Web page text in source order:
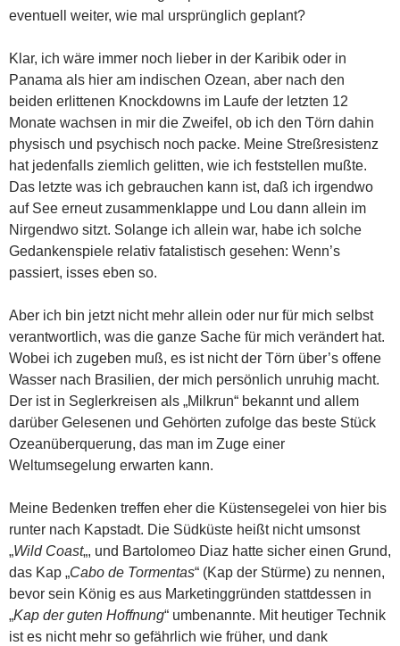
eventuell weiter, wie mal ursprünglich geplant?
Klar, ich wäre immer noch lieber in der Karibik oder in
Panama als hier am indischen Ozean, aber nach den
beiden erlittenen Knockdowns im Laufe der letzten 12
Monate wachsen in mir die Zweifel, ob ich den Törn dahin
physisch und psychisch noch packe. Meine Streßresistenz
hat jedenfalls ziemlich gelitten, wie ich feststellen mußte.
Das letzte was ich gebrauchen kann ist, daß ich irgendwo
auf See erneut zusammenklappe und Lou dann allein im
Nirgendwo sitzt. Solange ich allein war, habe ich solche
Gedankenspiele relativ fatalistisch gesehen: Wenn’s
passiert, isses eben so.
Aber ich bin jetzt nicht mehr allein oder nur für mich selbst
verantwortlich, was die ganze Sache für mich verändert hat.
Wobei ich zugeben muß, es ist nicht der Törn über’s offene
Wasser nach Brasilien, der mich persönlich unruhig macht.
Der ist in Seglerkreisen als „Milkrun“ bekannt und allem
darüber Gelesenen und Gehörten zufolge das beste Stück
Ozeanüberquerung, das man im Zuge einer
Weltumsegelung erwarten kann.
Meine Bedenken treffen eher die Küstensegelei von hier bis
runter nach Kapstadt. Die Südküste heißt nicht umsonst
„Wild Coast„, und Bartolomeo Diaz hatte sicher einen Grund,
das Kap „Cabo de Tormentas“ (Kap der Stürme) zu nennen,
bevor sein König es aus Marketinggründen stattdessen in
„Kap der guten Hoffnung“ umbenannte. Mit heutiger Technik
ist es nicht mehr so gefährlich wie früher, und dank